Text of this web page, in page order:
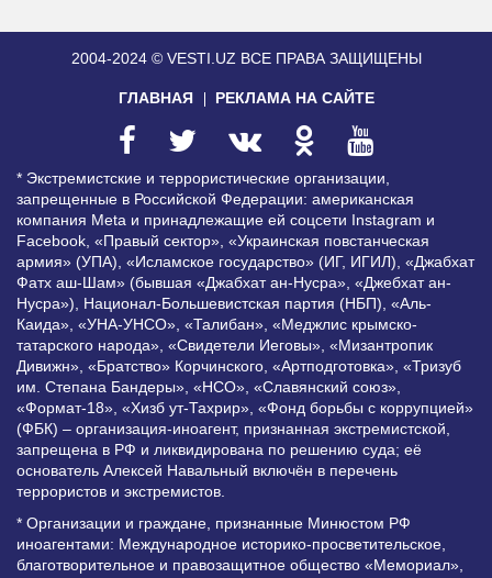
2004-2024 © VESTI.UZ ВСЕ ПРАВА ЗАЩИЩЕНЫ
ГЛАВНАЯ РЕКЛАМА НА САЙТЕ
* Экстремистские и террористические организации,
запрещенные в Российской Федерации: американская
компания Meta и принадлежащие ей соцсети Instagram и
Facebook, «Правый сектор», «Украинская повстанческая
армия» (УПА), «Исламское государство» (ИГ, ИГИЛ), «Джабхат
Фатх аш-Шам» (бывшая «Джабхат ан-Нусра», «Джебхат ан-
Нусра»), Национал-Большевистская партия (НБП), «Аль-
Каида», «УНА-УНСО», «Талибан», «Меджлис крымско-
татарского народа», «Свидетели Иеговы», «Мизантропик
Дивижн», «Братство» Корчинского, «Артподготовка», «Тризуб
им. Степана Бандеры», «НСО», «Славянский союз»,
«Формат-18», «Хизб ут-Тахрир», «Фонд борьбы с коррупцией»
(ФБК) – организация-иноагент, признанная экстремистской,
запрещена в РФ и ликвидирована по решению суда; её
основатель Алексей Навальный включён в перечень
террористов и экстремистов.
* Организации и граждане, признанные Минюстом РФ
иноагентами: Международное историко-просветительское,
благотворительное и правозащитное общество «Мемориал»,